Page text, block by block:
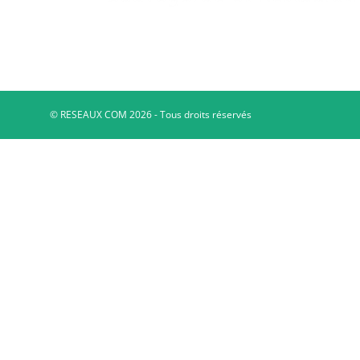
© RESEAUX COM 2026 - Tous droits réservés